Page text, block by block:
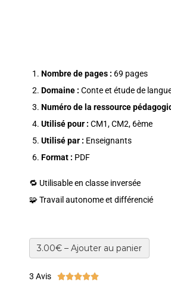
Nombre de pages : 69 pages
Domaine : Conte et étude de
Numéro de la ressource
Utilisé pour : CM1, CM2, 6ème
Utilisé par : Enseignants
Format : PDF
🔁 Utilisable en classe inversée
🧩 Travail autonome et différencié
3.00€ – Ajouter au panier
3 Avis 